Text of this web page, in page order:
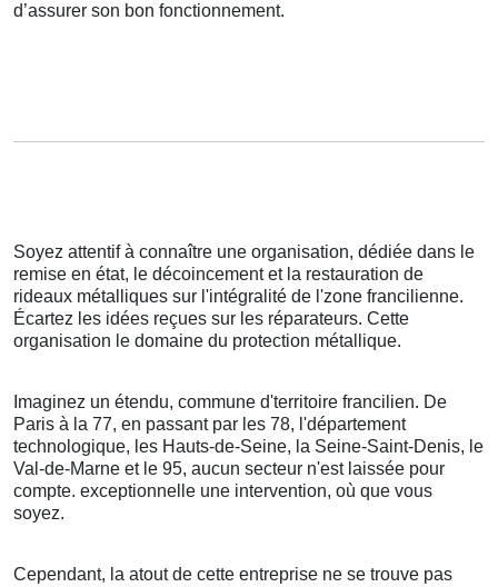
d’assurer son bon fonctionnement.
Soyez attentif à connaître une organisation, dédiée dans le
remise en état, le décoincement et la restauration de
rideaux métalliques sur l'intégralité de l'zone francilienne.
Écartez les idées reçues sur les réparateurs. Cette
organisation le domaine du protection métallique.
Imaginez un étendu, commune d'territoire francilien. De
Paris à la 77, en passant par les 78, l'département
technologique, les Hauts-de-Seine, la Seine-Saint-Denis, le
Val-de-Marne et le 95, aucun secteur n'est laissée pour
compte. exceptionnelle une intervention, où que vous
soyez.
Cependant, la atout de cette entreprise ne se trouve pas